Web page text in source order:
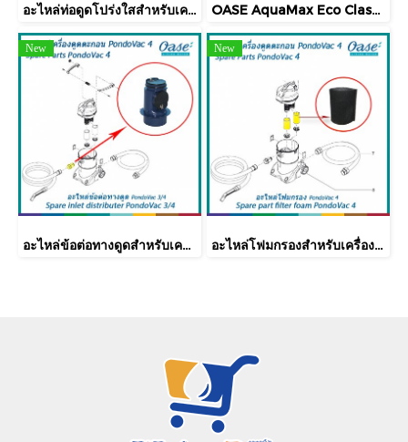
อะไหล่ท่อดูดโปร่งใสสำหรับเครื่องดูดตะกอน OASE รุ่น PondoVac 4 OASE AquaMax Eco Classic 5500 ปั๊มน้ำบ่อปลาคาร์ฟ รุ่นประหยัดไฟ ปั๊มน้ำบ่อปลาคาร์ฟ
New
อะไหล่ข้อต่อทางดูดสำหรับเครื่องดูดตะกอน OASE รุ่น PondoVac 4
New
อะไหล่โฟมกรองสำหรับเครื่องดูดตะกอน OASE รุ่น PondoVac 4